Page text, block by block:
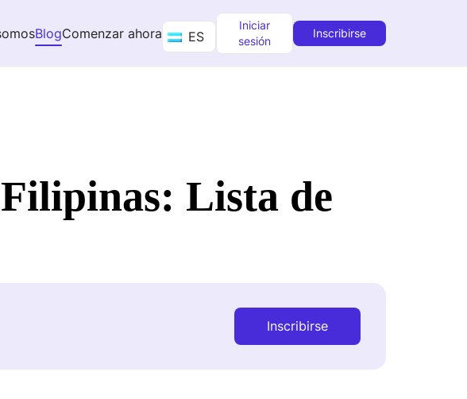
BlogComenzar ahora ES
Iniciar
sesión
Inscribirse
Lista de
Inscribirse